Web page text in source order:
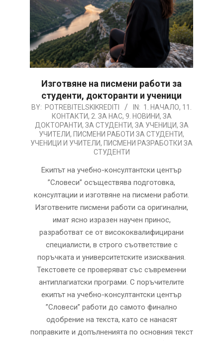
Изготвяне на писмени работи за
студенти, докторанти и ученици
2026-
05
BY: POTREBITELSKIKREDITI IN: 1. НАЧАЛО, 11.
КОНТАКТИ, 2. ЗА НАС, 9. НОВИНИ, ЗА
ДОКТОРАНТИ, ЗА СТУДЕНТИ, ЗА УЧЕНИЦИ, ЗА
УЧИТЕЛИ, ПИСМЕНИ РАБОТИ ЗА СТУДЕНТИ,
УЧЕНИЦИ И УЧИТЕЛИ, ПИСМЕНИ РАЗРАБОТКИ ЗА
СТУДЕНТИ
Екипът на учебно-консултантски център
”Словеси” осъществява подготовка,
консултации и изготвяне на писмени работи.
Изготвeните писмени работи са оригинални,
имат ясно изразен научен принос,
разработват се от висококвалифицирани
специалисти, в строго съответствие с
поръчката и университетските изисквания.
Текстовете се проверяват със съвременни
антиплагиатски програми. С поръчителите
екипът на учебно-консултантски център
”Словеси” работи до самото финално
одобрение на текста, като се нанасят
поправките и допълненията по основния текст